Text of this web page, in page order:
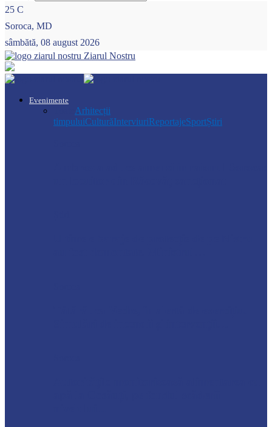
25 C
Soroca, MD
sâmbătă, 08 august 2026
Ziarul Nostru
Evenimente
Arhitecții
timpuluiCulturăInterviuriReportajeSportȘtiri